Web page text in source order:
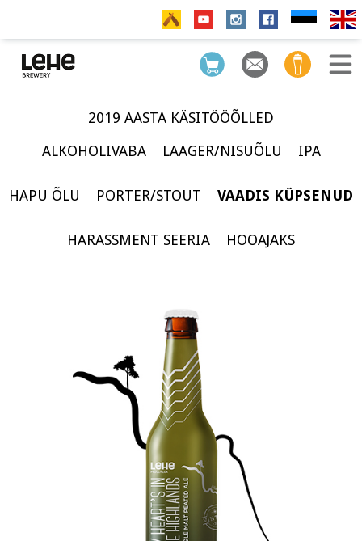
2019 AASTA KÄSITÖÖÕLLED
ALKOHOLIVABA
LAAGER/NISUÕLU IPA
HAPU ÕLU PORTER/STOUT VAADIS KÜPSENUD
HARASSMENT SEERIA HOOAJAKS